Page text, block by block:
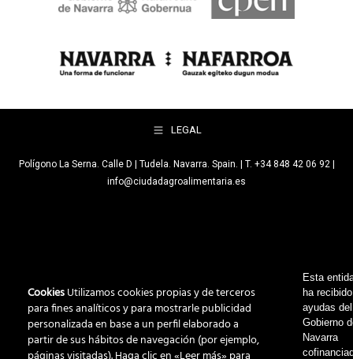
LEGAL
Polígono La Serna. Calle D | Tudela. Navarra. Spain. | T. +34 848 42 06 92 |
info@ciudadagroalimentaria.es
CookiesUtilizamos cookies propias y de terceros
para fines analíticos y para mostrarle publicidad
personalizada en base a un perfil elaborado a
partir de sus hábitos de navegación (por ejemplo,
Esta
ha recibido
ayudas del
Gobierno
Navarra